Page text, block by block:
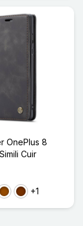
OnePlus 8
Cuir
Foncé
Marron
Café+1